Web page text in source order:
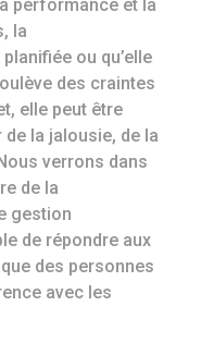
performance et la
la
ou qu’elle
des craintes
elle peut être
la jalousie, de la
verrons dans
de la
gestion
de répondre aux
des personnes
avec les